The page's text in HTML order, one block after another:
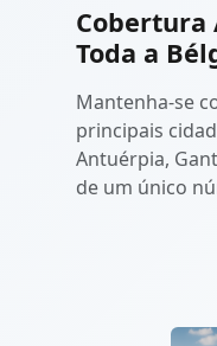
Cobertura
Toda a
Mantenha-se
principais
Antuérpia,
de um único